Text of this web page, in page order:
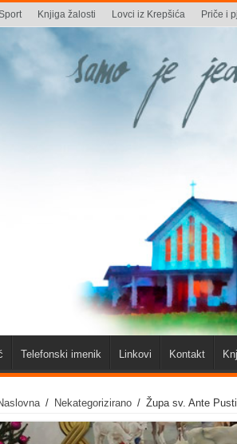
Knjiga žalosti Lovci iz Krepšića Priče i
Telefonski imenik Linkovi Kontakt
/ Nekategorizirano / Župa sv. Ante